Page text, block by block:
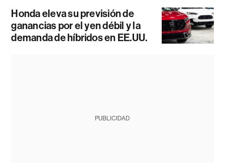
Honda eleva su previsión de
ganancias por el yen débil y la
demanda de híbridos en EE.UU.
PUBLICIDAD